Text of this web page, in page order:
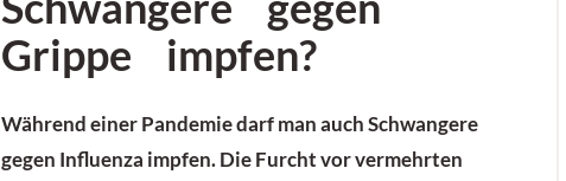
Grippe impfen?
Während einer Pandemie darf man auch Schwangere
gegen Influenza impfen. Die Furcht vor vermehrten